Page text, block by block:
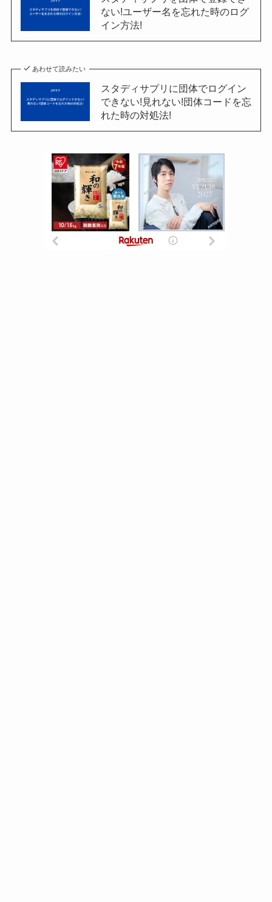
ない!ユーザー名を忘れた時のログ
イン方法!
あわせて読みたい
スタディサプリに団体でログイン
できない!見れない!団体コードを忘
れた時の対処法!